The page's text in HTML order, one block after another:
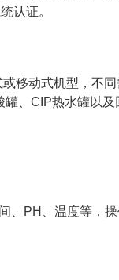
认证。
移动式机型，不
、CIP热水罐以及
、PH、温度等，